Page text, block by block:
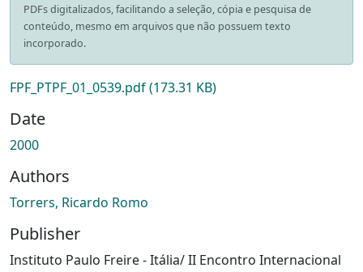
PDFs digitalizados, facilitando a seleção, cópia e pesquisa de
conteúdo, mesmo em arquivos que não possuem texto
incorporado.
FPF_PTPF_01_0539.pdf(173.31 KB)
Date
2000
Authors
Torrers, Ricardo Romo
Publisher
Instituto Paulo Freire - Itália/ II Encontro Internacional